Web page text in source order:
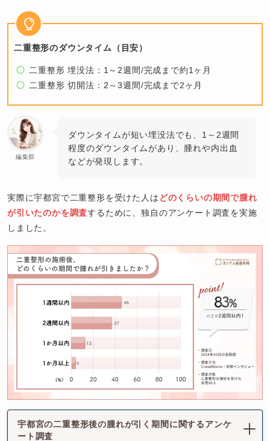
二重整形のダウンタイム（目安）
二重整形 埋没法：1～2週間/完成まで約1ヶ月
二重整形 切開法：2～3週間/完成まで2ヶ月
編集部
ダウンタイムが短い埋没法でも、1～2週間
程度のダウンタイムがあり、腫れや内出血
などが発現します。
実際に宇都宮で二重整形を受けた人は どのくらいの期間で腫れ
が引いたのかを調査するために、独自のアンケート調査を実施
しました。
宇都宮の二重整形後の腫れが引く期間に関するアンケ
ート調査